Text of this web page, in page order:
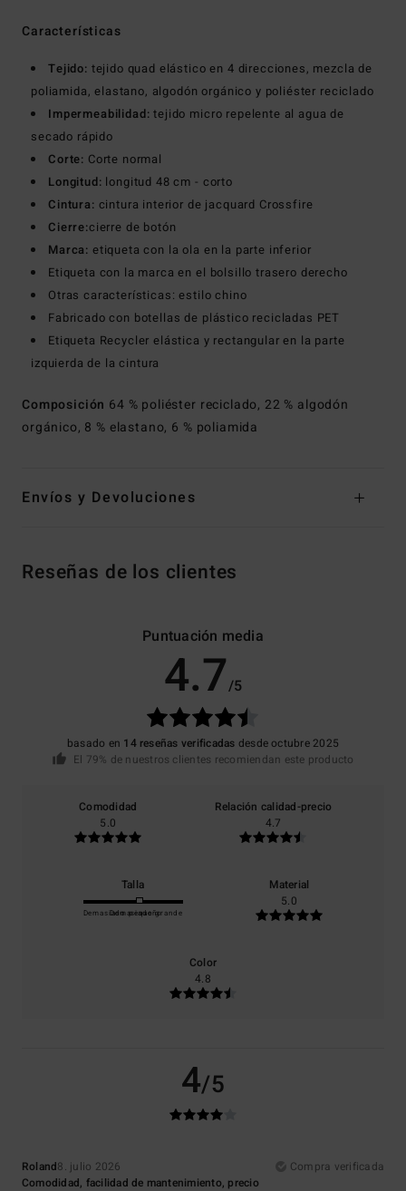
Características
Tejido: tejido quad elástico en 4 direcciones, mezcla de
poliamida, elastano, algodón orgánico y poliéster reciclado
Impermeabilidad: tejido micro repelente al agua de
secado rápido
Corte: Corte normal
Longitud: longitud 48 cm - corto
Cintura: cintura interior de jacquard Crossfire
Cierre:cierre de botón
Marca: etiqueta con la ola en la parte inferior
Etiqueta con la marca en el bolsillo trasero derecho
Otras características: estilo chino
Fabricado con botellas de plástico recicladas PET
Etiqueta Recycler elástica y rectangular en la parte
izquierda de la cintura
Composición 64 % poliéster reciclado, 22 % algodón
orgánico, 8 % elastano, 6 % poliamida
Envíos y Devoluciones
Reseñas de los clientes
Puntuación media
4.7/5
basado en 14 reseñas verificadas desde octubre 2025
El 79% de nuestros clientes recomiendan este producto
Comodidad
5.0
Relación calidad-precio
4.7
Talla
Demasiado pequeño
Demasiado grande
Material
5.0
Color
4.8
4/5
Roland8. julio 2026
Compra verificada
Comodidad, facilidad de mantenimiento, precio